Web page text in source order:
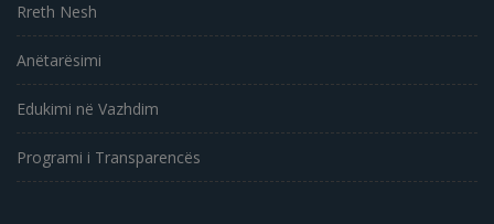
Rreth Nesh
Anëtarësimi
Edukimi në Vazhdim
Programi i Transparencës